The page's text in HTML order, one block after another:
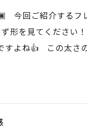
今回ご紹介するフ
形を見てください
すよね👍 この太さ
かれちゃいます〜
ュアルシーンでも
すい仕上がり！ ま